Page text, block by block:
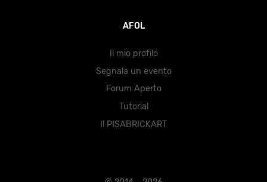
AFOL
Il mio profilo
Segnala un evento
Forum Aperto
Tutorial
Il PISABRICKART